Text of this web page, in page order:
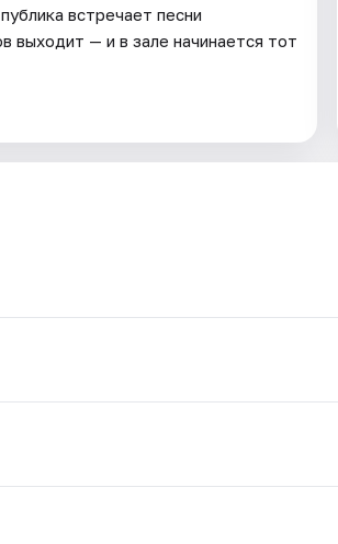
встречает песни
выходит — и в зале начинается тот